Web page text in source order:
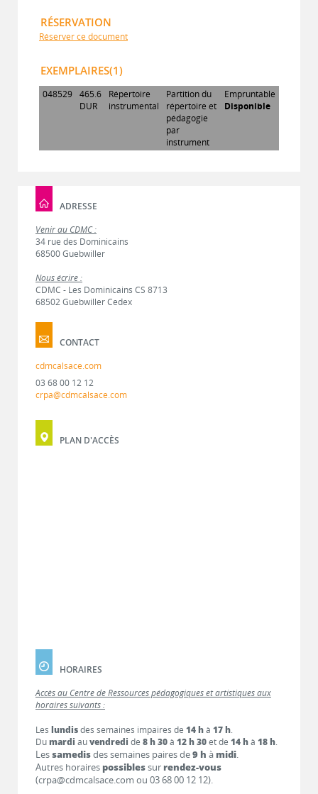
RÉSERVATION
Réserver ce document
EXEMPLAIRES(1)
048529 465.6
DUR
Répertoire
instrumental
Partition du
répertoire et
pédagogie
par
instrument
Empruntable
Disponible
ADRESSE
Venir au CDMC :
34 rue des Dominicains
68500 Guebwiller
Nous écrire :
CDMC - Les Dominicains CS 8713
68502 Guebwiller Cedex
CONTACT
cdmcalsace.com
03 68 00 12 12
crpa@cdmcalsace.com
PLAN D'ACCÈS
HORAIRES
Accès au Centre de Ressources pédagogiques et artistiques aux
horaires suivants :
Les lundisdes semaines impaires de 14 hà 17 h.
Dumardi auvendredi de 8 h 30à 12 h 30et de 14 hà 18 h.
Lessamedisdes semaines paires de9 h à midi.
Autres horaires possiblessur rendez-vous
(crpa@cdmcalsace.com ou 03 68 00 12 12).